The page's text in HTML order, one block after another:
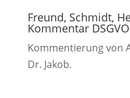
Freund, Schmidt,
Kommentar
Kommentierung von
Dr. Jakob.